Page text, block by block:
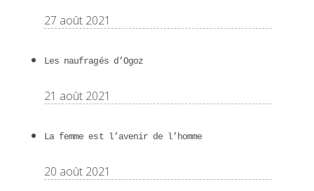
27 août 2021
Les naufragés d’Ogoz
21 août 2021
La femme est l’avenir de l’homme
20 août 2021